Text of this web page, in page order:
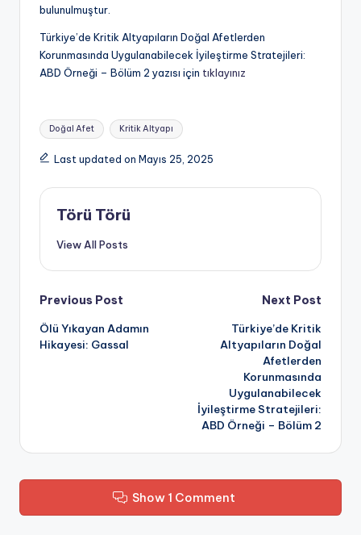
bulunulmuştur.
Türkiye’de Kritik Altyapıların Doğal Afetlerden
Korunmasında Uygulanabilecek İyileştirme Stratejileri:
ABD Örneği – Bölüm 2 yazısı için tıklayınız
Tags:
Doğal Afet Kritik Altyapı
Last updated on Mayıs 25, 2025
Törü Törü
View All Posts
Post
navigation
Previous Post
Ölü Yıkayan Adamın
Hikayesi: Gassal
Next Post
Türkiye’de Kritik
Altyapıların Doğal
Afetlerden
Korunmasında
Uygulanabilecek
İyileştirme Stratejileri:
ABD Örneği – Bölüm 2
Show 1 Comment